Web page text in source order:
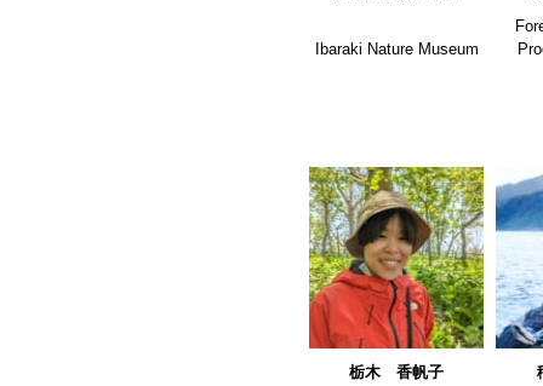
Ibaraki Nature Museum
栃木 香帆子